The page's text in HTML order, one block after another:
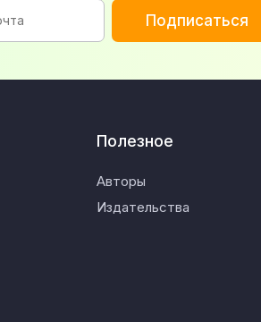
Подписаться
Полезное
Авторы
Издательства